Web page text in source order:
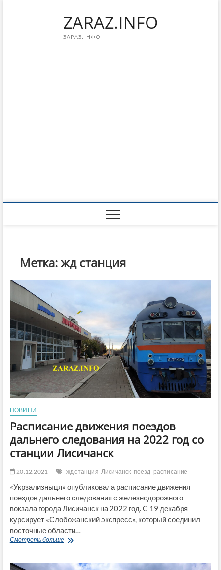
ZARAZ.INFO
ЗАРАЗ.ІНФО
Метка:жд станция
НОВИНИ
Расписание движения поездов
дальнего следования на 2022 год со
станции Лисичанск
20.12.2021 жд станция Лисичанск поезд расписание
«Укрзализныця» опубликовала расписание движения
поездов дальнего следования с железнодорожного
вокзала города Лисичанск на 2022 год. С 19 декабря
курсирует «Слобожанский экспресс», который соединил
восточные области…
Смотреть большеРасписание
дальнего